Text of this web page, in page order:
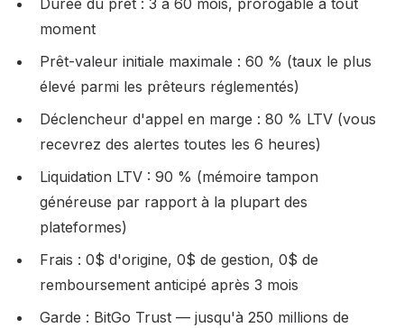
Durée du prêt : 3 à 60 mois, prorogable à tout
moment
Prêt-valeur initiale maximale : 60 % (taux le plus
élevé parmi les prêteurs réglementés)
Déclencheur d'appel en marge : 80 % LTV (vous
recevrez des alertes toutes les 6 heures)
Liquidation LTV : 90 % (mémoire tampon
généreuse par rapport à la plupart des
plateformes)
Frais : 0$ d'origine, 0$ de gestion, 0$ de
remboursement anticipé après 3 mois
Garde : BitGo Trust — jusqu'à 250 millions de